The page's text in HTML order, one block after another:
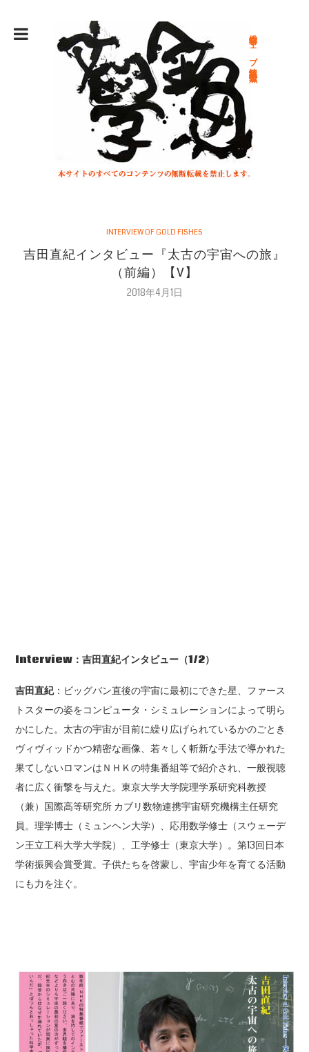
総合文学ウェブ情報誌 文学金魚
INTERVIEW OF GOLD FISHES
吉田直紀インタビュー『太古の宇宙への旅』
（前編）【V】
2018年4月1日
Interview ：吉田直紀インタビュー（1/2）
吉田直紀：ビッグバン直後の宇宙に最初にできた星、ファース
トスターの姿をコンピュータ・シミュレーションによって明ら
かにした。太古の宇宙が目前に繰り広げられているかのごとき
ヴィヴィッドかつ精密な画像、若々しく斬新な手法で導かれた
果てしないロマンはＮＨＫの特集番組等で紹介され、一般視聴
者に広く衝撃を与えた。東京大学大学院理学系研究科教授
（兼）国際高等研究所 カブリ数物連携宇宙研究機構主任研究
員。理学博士（ミュンヘン大学）、応用数学修士（スウェーデ
ン王立工科大学大学院）、工学修士（東京大学）。第13回日本
学術振興会賞受賞。子供たちを啓蒙し、宇宙少年を育てる活動
にも力を注ぐ。